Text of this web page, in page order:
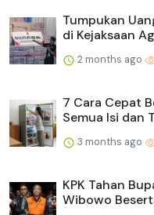
Tumpukan
di Kejaksaan
2 months ago
7 Cara Cepat
Semua Isi dan
3 months ago
KPK Tahan
Wibowo